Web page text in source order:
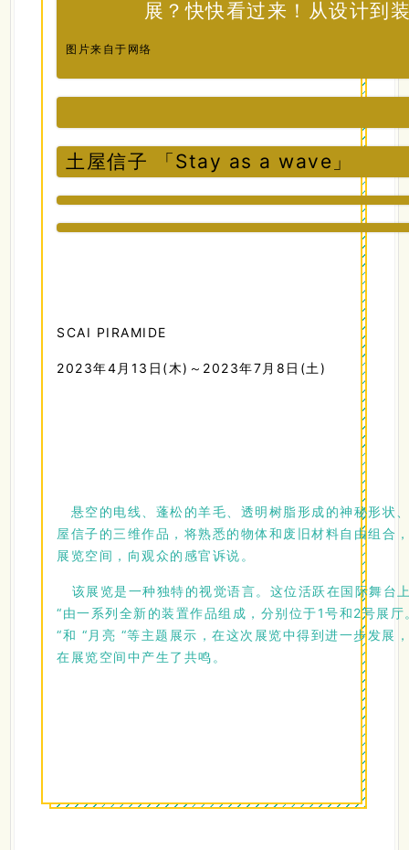
图片来自于网络
土屋信子 「Stay as a wave」
SCAI PIRAMIDE
2023年4月13日(木)～2023年7月8日(土)
悬空的电线、蓬松的羊毛、透明树脂形成的神秘形状
屋信子的三维作品，将熟悉的物体和废旧材料自由组合
展览空间，向观众的感官诉说。
该展览是一种独特的视觉语言。这位活跃在国际舞台
“由一系列全新的装置作品组成，分别位于1号和2号展
“和 “月亮 “等主题展示，在这次展览中得到进一步发展
在展览空间中产生了共鸣。